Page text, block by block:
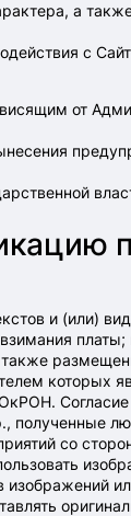
а
с
от
и (или)
которых
со